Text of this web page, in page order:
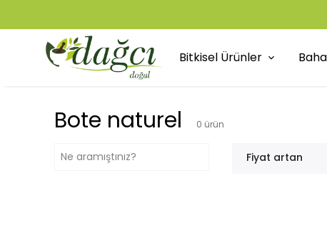
Bitkisel Ürünler
Bote naturel 0 ürün
Fiyat artan